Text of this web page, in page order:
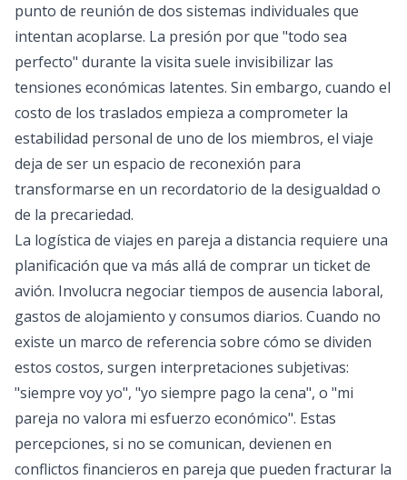
punto de reunión de dos sistemas individuales que
intentan acoplarse. La presión por que "todo sea
perfecto" durante la visita suele invisibilizar las
tensiones económicas latentes. Sin embargo, cuando el
costo de los traslados empieza a comprometer la
estabilidad personal de uno de los miembros, el viaje
deja de ser un espacio de reconexión para
transformarse en un recordatorio de la desigualdad o
de la precariedad.
La logística de viajes en pareja a distancia requiere una
planificación que va más allá de comprar un ticket de
avión. Involucra negociar tiempos de ausencia laboral,
gastos de alojamiento y consumos diarios. Cuando no
existe un marco de referencia sobre cómo se dividen
estos costos, surgen interpretaciones subjetivas:
"siempre voy yo", "yo siempre pago la cena", o "mi
pareja no valora mi esfuerzo económico". Estas
percepciones, si no se comunican, devienen en
conflictos financieros en pareja que pueden fracturar la